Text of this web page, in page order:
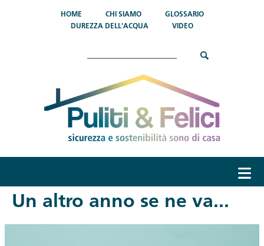
HOME CHI SIAMO
GLOSSARIO
DUREZZA DELL'ACQUA
VIDEO
menu
Un altro anno se ne va...